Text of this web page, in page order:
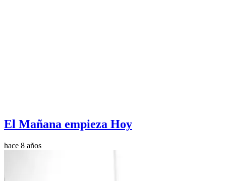
El Mañana empieza Hoy
hace 8 años